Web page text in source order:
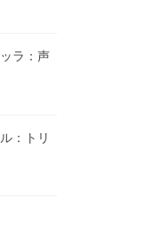
ラ：声
：トリ